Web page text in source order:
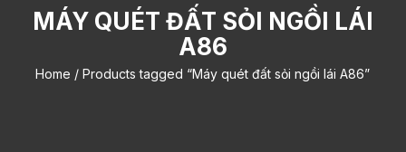
MÁY QUÉT ĐẤT SỎI NGỒI LÁI
A86
Home / Products tagged “Máy quét đất sỏi ngồi lái A86”